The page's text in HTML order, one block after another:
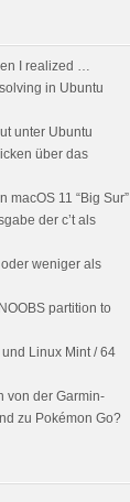
I realized …
in Ubuntu
unter Ubuntu
über das
macOS 11 “Big Sur”
der c’t als
weniger als
partition to
Linux Mint / 64
von der Garmin-
zu Pokémon Go?